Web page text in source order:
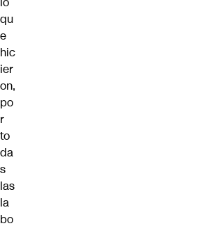
qu
e
hic
ier
on,
po
r
to
da
s
las
la
bo